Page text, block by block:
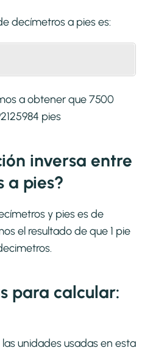
decímetros a pieses:
a obtener que 7500
pies
inversa entre
a pies?
y pies es de
el resultado de que 1 pie
para calcular:
unidades usadas en esta